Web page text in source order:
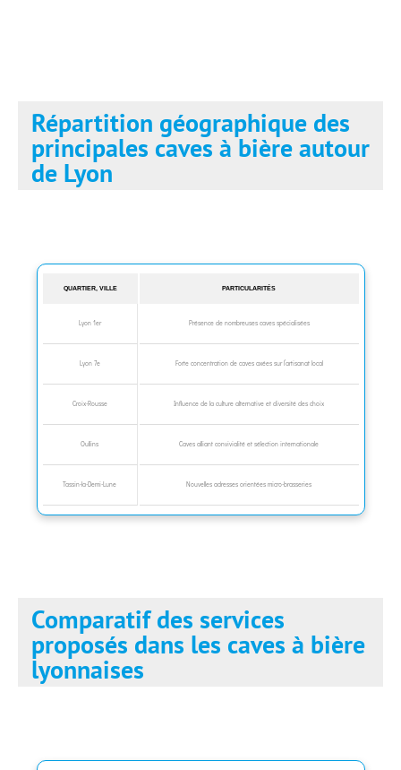
Répartition géographique des
principales caves à bière autour
de Lyon
QUARTIER, VILLE PARTICULARITÉS
Lyon 1er Présence de nombreuses caves spécialisées
Lyon 7e Forte concentration de caves axées sur l’artisanat local
Croix-Rousse Influence de la culture alternative et diversité des choix
Oullins Caves alliant convivialité et sélection internationale
Tassin-la-Demi-Lune Nouvelles adresses orientées micro-brasseries
Comparatif des services
proposés dans les caves à bière
lyonnaises